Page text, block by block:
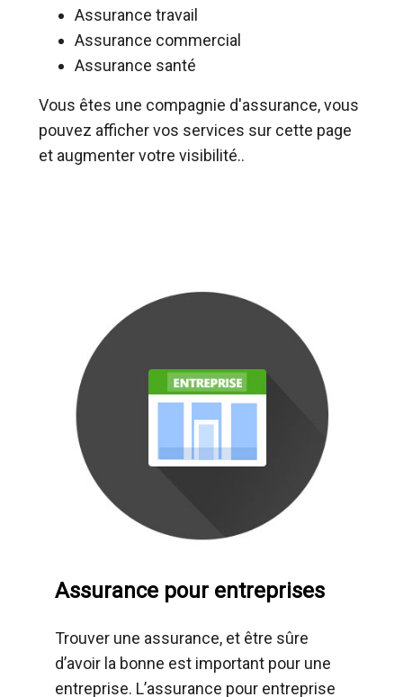
Assurance travail
Assurance commercial
Assurance santé
Vous êtes une compagnie d'assurance, vous
pouvez afficher vos services sur cette page
et augmenter votre visibilité..
Assurance pour entreprises
Trouver une assurance, et être sûre
d’avoir la bonne est important pour une
entreprise. L’assurance pour entreprise